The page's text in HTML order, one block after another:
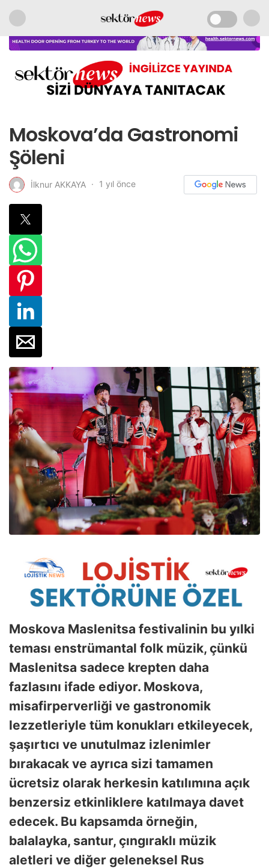
Moskova’da Gastronomi
Şöleni
İlknur AKKAYA 1 yıl önce
Moskova Maslenitsa festivalinin bu yılki
teması enstrümantal folk müzik, çünkü
Maslenitsa sadece krepten daha
fazlasını ifade ediyor. Moskova,
misafirperverliği ve gastronomik
lezzetleriyle tüm konukları etkileyecek,
şaşırtıcı ve unutulmaz izlenimler
bırakacak ve ayrıca sizi tamamen
ücretsiz olarak herkesin katılımına açık
benzersiz etkinliklere katılmaya davet
edecek. Bu kapsamda örneğin,
balalayka, santur, çıngıraklı müzik
aletleri ve diğer geleneksel Rus